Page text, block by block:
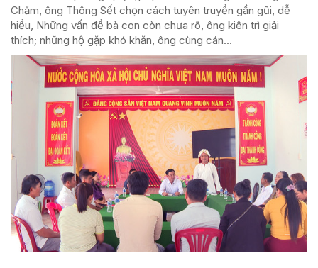
Chăm, ông Thông Sết chọn cách tuyên truyền gần gũi, dễ
hiểu, Những vấn đề bà con còn chưa rõ, ông kiên trì giải
thích; những hộ gặp khó khăn, ông cùng cán...